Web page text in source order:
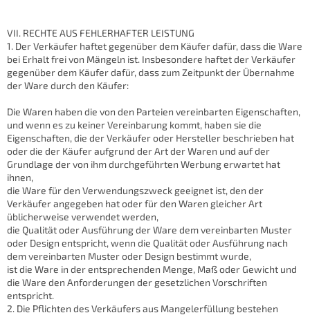
VII. RECHTE AUS FEHLERHAFTER LEISTUNG
1. Der Verkäufer haftet gegenüber dem Käufer dafür, dass die Ware
bei Erhalt frei von Mängeln ist. Insbesondere haftet der Verkäufer
gegenüber dem Käufer dafür, dass zum Zeitpunkt der Übernahme
der Ware durch den Käufer:
Die Waren haben die von den Parteien vereinbarten Eigenschaften,
und wenn es zu keiner Vereinbarung kommt, haben sie die
Eigenschaften, die der Verkäufer oder Hersteller beschrieben hat
oder die der Käufer aufgrund der Art der Waren und auf der
Grundlage der von ihm durchgeführten Werbung erwartet hat
ihnen,
die Ware für den Verwendungszweck geeignet ist, den der
Verkäufer angegeben hat oder für den Waren gleicher Art
üblicherweise verwendet werden,
die Qualität oder Ausführung der Ware dem vereinbarten Muster
oder Design entspricht, wenn die Qualität oder Ausführung nach
dem vereinbarten Muster oder Design bestimmt wurde,
ist die Ware in der entsprechenden Menge, Maß oder Gewicht und
die Ware den Anforderungen der gesetzlichen Vorschriften
entspricht.
2. Die Pflichten des Verkäufers aus Mangelerfüllung bestehen